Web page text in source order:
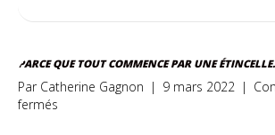
PARCE QUE TOUT COMMENCE PAR UNE
Par Catherine Gagnon | 9 mars 2022 |
fermés